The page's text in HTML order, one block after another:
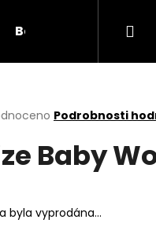
Bambule Háčky
Podrobnosti
Baby
byla vyprodána…